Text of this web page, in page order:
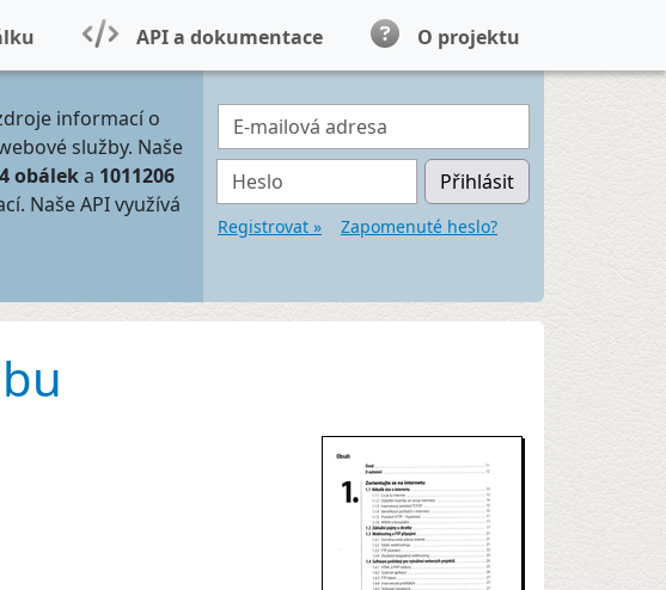
API a dokumentace O projektu
informací o
služby. Naše
obáleka 1011206
Naše API využívá
E-mailová adresa
Heslo Přihlásit
Registrovat » Zapomenuté heslo?